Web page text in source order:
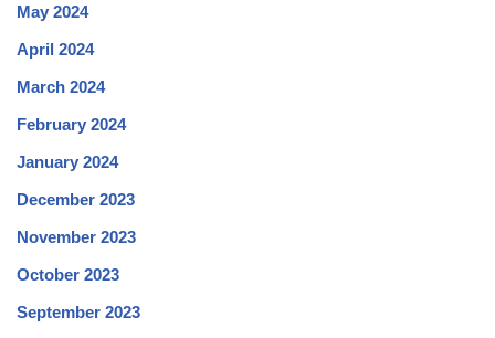
May 2024
April 2024
March 2024
February 2024
January 2024
December 2023
November 2023
October 2023
September 2023